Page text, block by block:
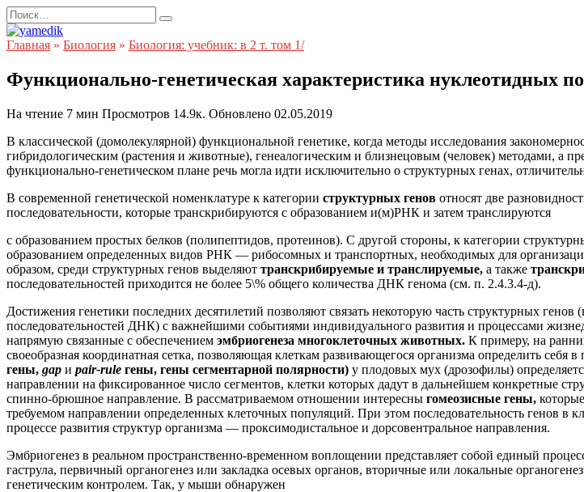
Перейти
к
содержанию
Search
for:
Главная » Биология » Биология: учебник: в 2 т. том 1/
Функционально-генетическая характеристика нуклеотидных
На чтение 7 мин Просмотров 14.9к. Обновлено 02.05.2019
В классической (домолекулярной) функциональной генетике, когда методы исследования
гибридологическим (растения и животные), генеалогическим и близнецовым (человек) методами, а
функционально-генетическом плане речь могла идти исключительно о структурных генах,
В современной генетической номенклатуре к категории структурных генов относят две
последовательности, которые транскрибируются с образованием и(м)РНК и затем транслируются
с образованием простых белков (полипептидов, протеинов). С другой стороны, к категории
образованием определенных видов РНК — рибосомных и транспортных, необходимых для
образом, среди структурных генов выделяют транскрибируемые и транслируемые, а также
последовательностей приходится не более 5\% общего количества ДНК генома (см. п. 2.4.3.4-д).
Достижения генетики последних десятилетий позволяют связать некоторую часть структурных
последовательностей ДНК) с важнейшими событиями индивидуального развития и процессами
напрямую связанные с обеспечением эмбриогенеза многоклеточных животных. К примеру, на
своеобразная координатная сетка, позволяющая клеткам развивающегося организма определить себя
гены, gap и pair-rule гены, гены сегментарной полярности) у плодовых мух (дрозофилы)
направлении на фиксированное число сегментов, клетки которых дадут в дальнейшем конкретные
спинно-брюшное направление. В рассматриваемом отношении интересны гомеозисные гены,
требуемом направлении определенных клеточных популяций. При этом последовательность генов в
процессе развития структур организма — проксимодистальное и дорсовентральное направления.
Эмбриогенез в реальном пространственно-временном воплощении представляет собой единый
гаструла, первичный органогенез или закладка осевых органов, вторичные или локальные
генетическим контролем. Так, у мыши обнаружен